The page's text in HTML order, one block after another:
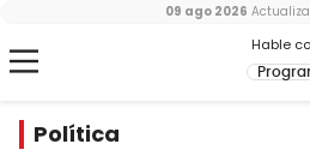
Hable
09 ago 2026
Política